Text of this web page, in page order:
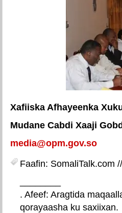
Xafiiska Afhayeenka
Mudane Cabdi Xaaji
media@opm.gov.so
Faafin: SomaliTalk.com
. Afeef: Aragtida
qorayaasha ku saxiixan.